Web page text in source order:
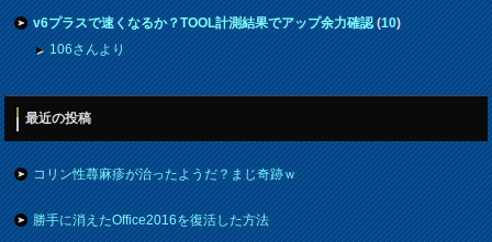
v6プラスで速くなるか？TOOL計測結果でアップ余力確認(10)
106さんより
最近の投稿
コリン性蕁麻疹が治ったようだ？まじ奇跡ｗ
勝手に消えたOffice2016を復活した方法